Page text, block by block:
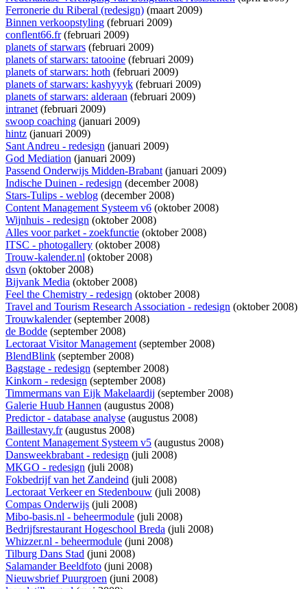
Ferronerie du Riberal (redesign) (maart 2009)
Binnen verkoopstyling (februari 2009)
conflent66.fr(februari 2009)
planets of starwars (februari 2009)
planets of starwars: tatooine (februari 2009)
planets of starwars: hoth (februari 2009)
planets of starwars: kashyyyk (februari 2009)
planets of starwars: alderaan (februari 2009)
intranet(februari 2009)
swoop coaching (januari 2009)
hintz (januari 2009)
Sant Andreu - redesign (januari 2009)
God Mediation (januari 2009)
Passend Onderwijs Midden-Brabant(januari 2009)
Indische Duinen - redesign (december 2008)
Stars-Tulips - weblog (december 2008)
Content Management Systeem v6 (oktober 2008)
Wijnhuis - redesign (oktober 2008)
Alles voor parket - zoekfunctie (oktober 2008)
ITSC - photogallery (oktober 2008)
Trouw-kalender.nl (oktober 2008)
dsvn (oktober 2008)
Bijvank Media (oktober 2008)
Feel the Chemistry - redesign (oktober 2008)
Travel and Tourism Research Association - redesign (oktober 2008)
Trouwkalender(september 2008)
de Bodde (september 2008)
Lectoraat Visitor Management(september 2008)
BlendBlink (september 2008)
Bagstage - redesign (september 2008)
Kinkorn - redesign (september 2008)
Timmermans van Eijk Makelaardij (september 2008)
Galerie Huub Hannen (augustus 2008)
Predictor - database analyse (augustus 2008)
Baillestavy.fr(augustus 2008)
Content Management Systeem v5 (augustus 2008)
Dansweekbrabant - redesign (juli 2008)
MKGO - redesign (juli 2008)
Fokbedrijf van het Zandeind (juli 2008)
Lectoraat Verkeer en Stedenbouw (juli 2008)
Compas Onderwijs (juli 2008)
Mibo-basis.nl - beheermodule (juli 2008)
Bedrijfsrestaurant Hogeschool Breda (juli 2008)
Whizzer.nl - beheermodule (juni 2008)
Tilburg Dans Stad (juni 2008)
Salamander Beeldfoto (juni 2008)
Nieuwsbrief Puurgroen (juni 2008)